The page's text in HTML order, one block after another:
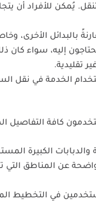
يُمكن للأفراد أن
بالبدائل الأخرى،
إليه، سواء كان
تقليدية.
الخدمة في نقل
كافة التفاصيل
والدبابات الكبيرة
عن المناطق التي
في التخطيط